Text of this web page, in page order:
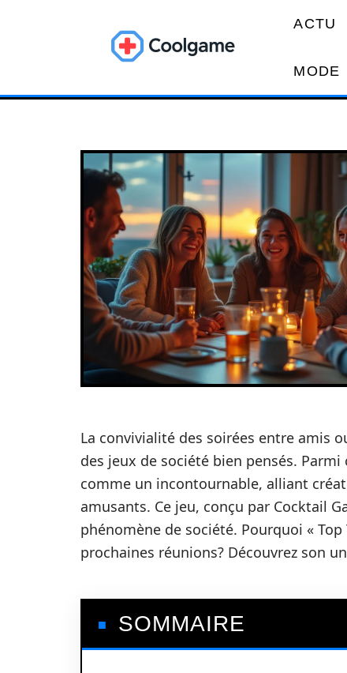
ACTU
MODE
La convivialité des soirées entre amis
des jeux de société bien pensés.
comme un incontournable, alliant
amusants. Ce jeu, conçu par Cocktail
phénomène de société. Pourquoi «
prochaines réunions? Découvrez son
SOMMAIRE